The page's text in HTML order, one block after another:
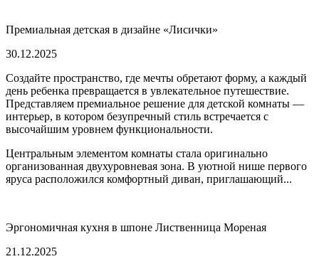
Премиальная детская в дизайне «Лисички»
30.12.2025
Создайте пространство, где мечты обретают форму, а каждый
день ребенка превращается в увлекательное путешествие.
Представляем премиальное решение для детской комнаты —
интерьер, в котором безупречный стиль встречается с
высочайшим уровнем функциональности.
Центральным элементом комнаты стала оригинально
организованная двухуровневая зона. В уютной нише первого
яруса расположился комфортный диван, приглашающий...
Эргономичная кухня в шпоне Лиственница Мореная
21.12.2025